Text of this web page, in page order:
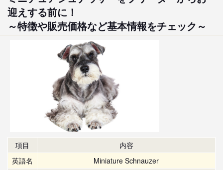
迎えする前に！
～特徴や販売価格など基本情報をチェック～
項目
内容
英語名
Miniature Schnauzer